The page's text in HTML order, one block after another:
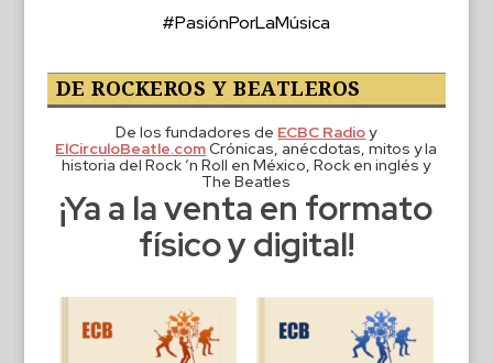
#PasiónPorLaMúsica
DE ROCKEROS Y BEATLEROS
De los fundadores de ECBC Radioy
ElCirculoBeatle.comCrónicas, anécdotas, mitos y la
historia del Rock ‘n Roll en México, Rock en inglés y
The Beatles
¡Ya a la venta en formato
físico y digital!